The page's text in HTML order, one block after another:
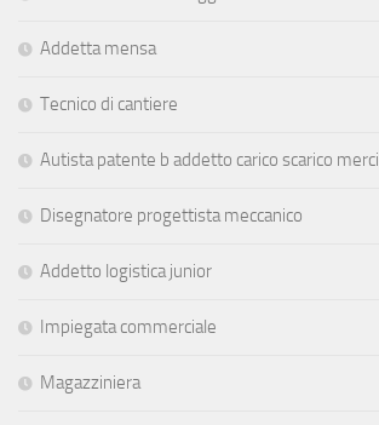
Addetta mensa
Tecnico di cantiere
Autista patente b addetto carico scarico merci
Disegnatore progettista meccanico
Addetto logistica junior
Impiegata commerciale
Magazziniera